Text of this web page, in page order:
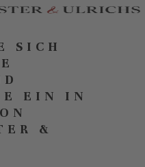
SICH
EIN IN
&